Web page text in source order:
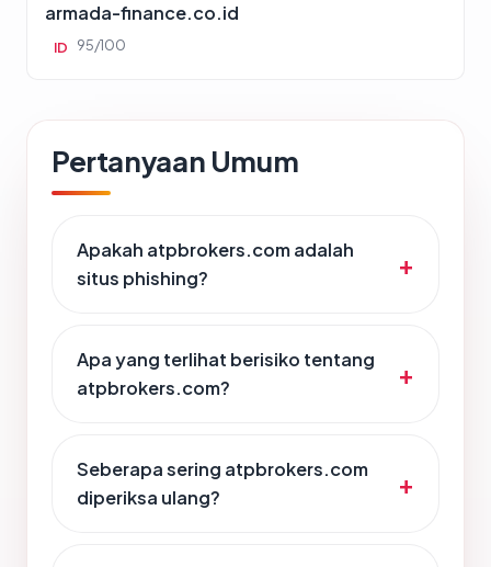
armada-finance.co.id
ID 95/100
Pertanyaan Umum
Apakah atpbrokers.com adalah
situs phishing?
Apa yang terlihat berisiko tentang
atpbrokers.com?
Seberapa sering atpbrokers.com
diperiksa ulang?